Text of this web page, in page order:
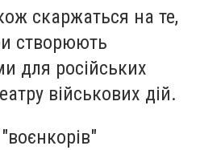
скаржаться на те,
створюють
для російських
військових дій.